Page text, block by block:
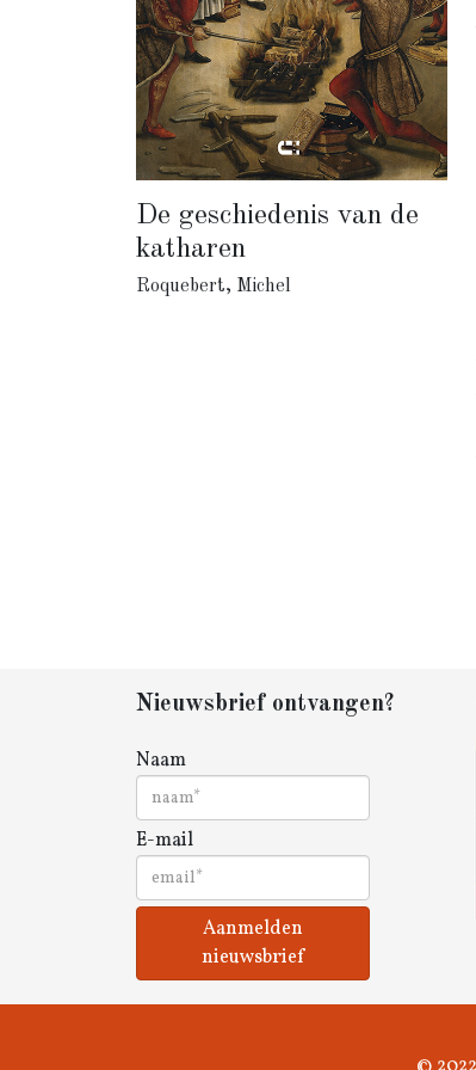
De geschiedenis van de
katharen
Roquebert, Michel
Nieuwsbrief ontvangen?
Naam
E-mail
Aanmelden
nieuwsbrief